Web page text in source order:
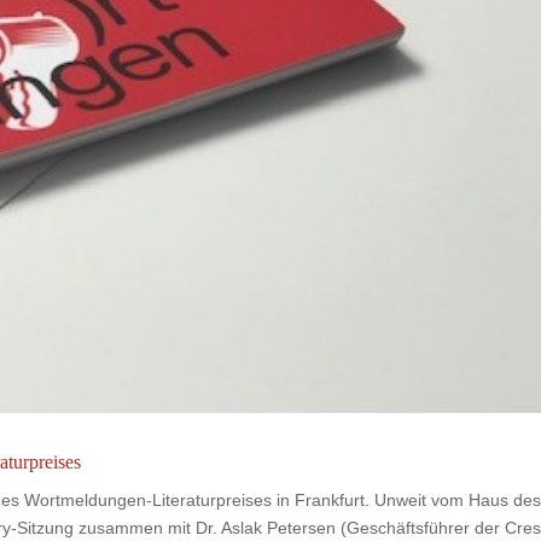
Wortmeldungen-Literaturpreises in Frankfurt. Unweit vom Haus des
Sitzung zusammen mit Dr. Aslak Petersen (Geschäftsführer der